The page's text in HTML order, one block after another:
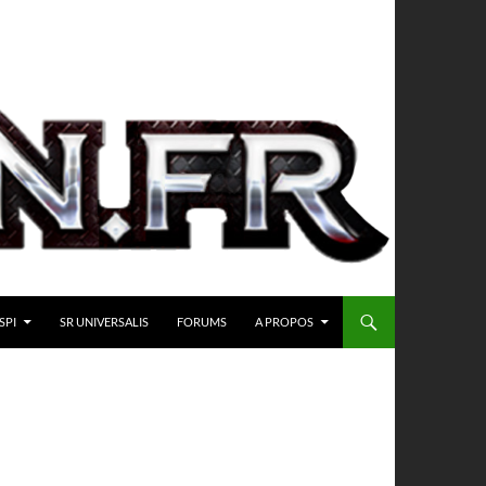
SR UNIVERSALIS FORUMS A PROPOS